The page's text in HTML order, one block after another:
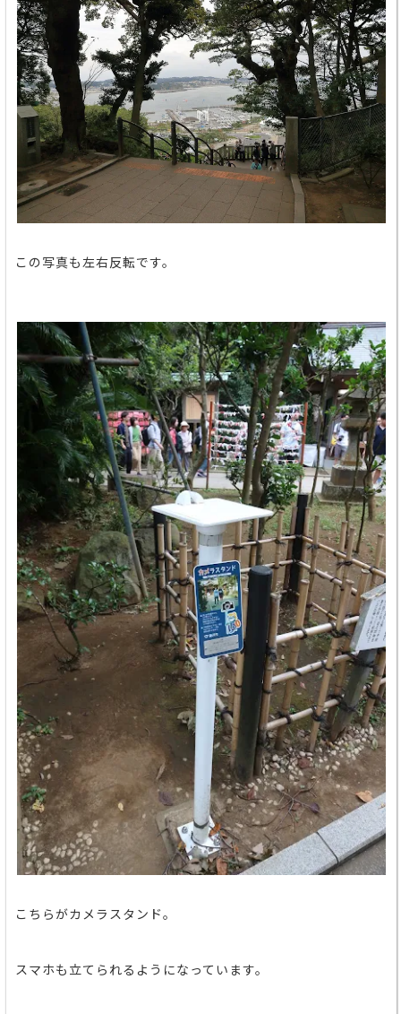
この写真も左右反転です。
こちらがカメラスタンド。
スマホも立てられるようになっています。